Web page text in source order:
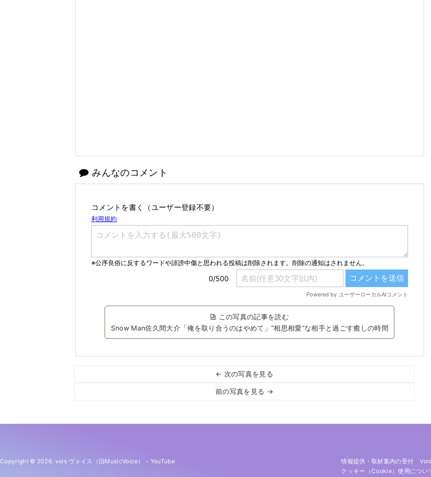
みんなのコメント
コメントを書く（ユーザー登録不要）
この写真の記事を読む
Snow Man佐久間大介「俺を取り合うのはやめて」“相思相愛”な相手と過ごす癒しの時間
← 次の写真を見る
前の写真を見る →
Copyright © 2026. vois ヴォイス（旧MusicVoice） - YouTube 情報提供・取材案内の受付
クッキー（cookie）使用につい